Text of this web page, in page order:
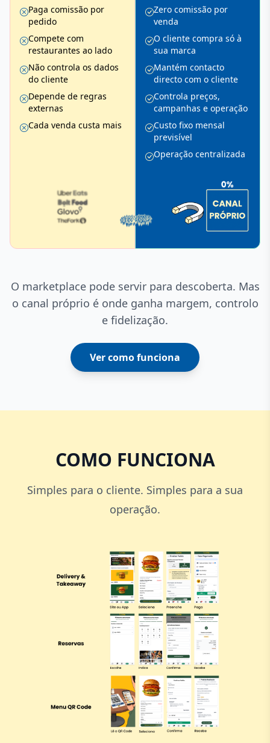
Paga comissão por
pedido
Compete com
restaurantes ao lado
Não controla os dados
do cliente
Depende de regras
externas
Cada venda custa mais
Zero comissão por
venda
O cliente compra só à
sua marca
Mantém contacto
directo com o cliente
Controla preços,
campanhas e operação
Custo fixo mensal
previsível
Operação centralizada
O marketplace pode servir para descoberta. Mas
o canal próprio é onde ganha margem, controlo
e fidelização.
Ver como funciona
COMO FUNCIONA
Simples para o cliente. Simples para a sua
operação.